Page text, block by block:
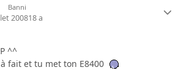
Banni
200818 a
^^
fait et tu met ton E8400